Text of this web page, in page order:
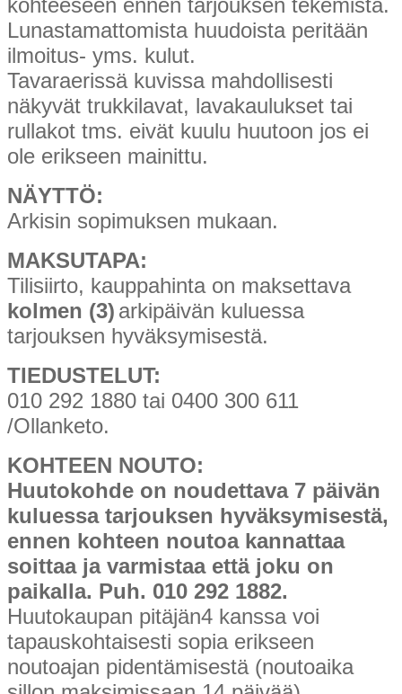
Lunastamattomista huudoista peritään
ilmoitus- yms. kulut.
Tavaraerissä kuvissa mahdollisesti
näkyvät trukkilavat, lavakaulukset tai
rullakot tms. eivät kuulu huutoon jos ei
ole erikseen mainittu.
NÄYTTÖ:
Arkisin sopimuksen mukaan.
MAKSUTAPA:
Tilisiirto, kauppahinta on maksettava
kolmen (3) arkipäivän kuluessa
tarjouksen hyväksymisestä.
TIEDUSTELUT:
010 292 1880 tai 0400 300 611
/Ollanketo.
KOHTEEN NOUTO:
Huutokohde on noudettava 7 päivän
kuluessa tarjouksen hyväksymisestä,
ennen kohteen noutoa kannattaa
soittaa ja varmistaa että joku on
paikalla. Puh. 010 292 1882.
Huutokaupan pitäjän4 kanssa voi
tapauskohtaisesti sopia erikseen
noutoajan pidentämisestä (noutoaika